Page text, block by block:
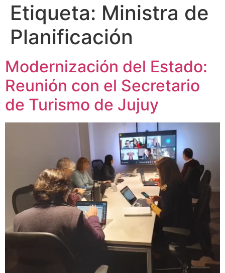
Etiqueta: Ministra de
Planificación
Modernización del Estado:
Reunión con el Secretario
de Turismo de Jujuy